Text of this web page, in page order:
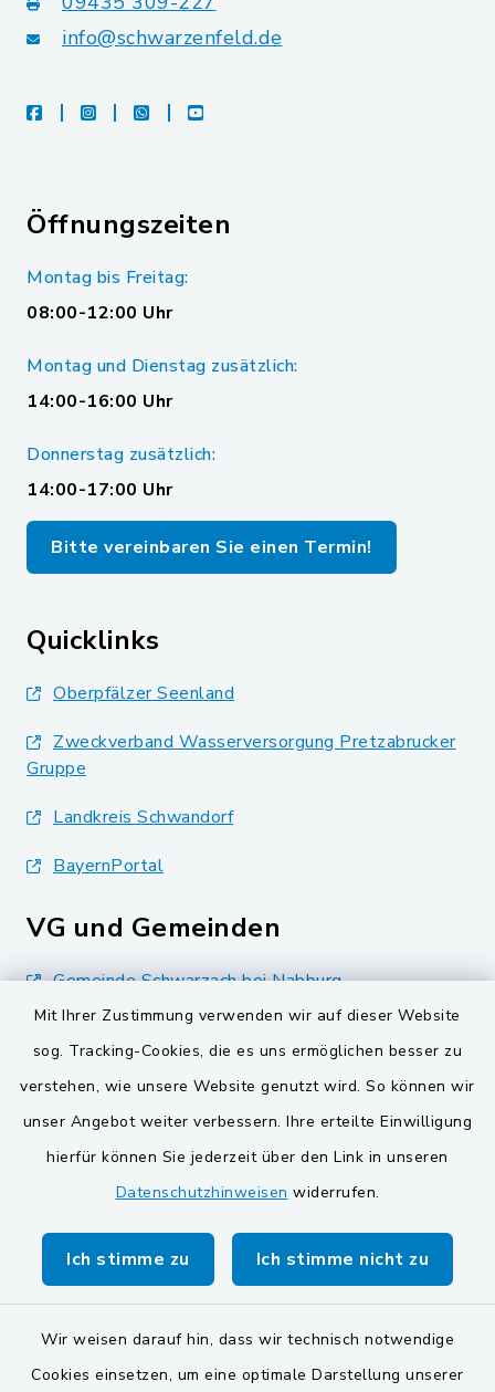
Mit Ihrer Zustimmung verwenden wir auf dieser Website
sog. Tracking-Cookies, die es uns ermöglichen besser zu
verstehen, wie unsere Website genutzt wird. So können wir
unser Angebot weiter verbessern. Ihre erteilte Einwilligung
hierfür können Sie jederzeit über den Link in unseren
Datenschutzhinweisen widerrufen.
Ich stimme zu Ich stimme nicht zu
Wir weisen darauf hin, dass wir technisch notwendige
Cookies einsetzen, um eine optimale Darstellung unserer
info@schwarzenfeld.de
facebookinstagramwhatsappyoutube
Öffnungszeiten
Montag bis Freitag:
08:00-12:00 Uhr
Montag und Dienstag zusätzlich:
14:00-16:00 Uhr
Donnerstag zusätzlich:
14:00-17:00 Uhr
Bitte vereinbaren Sie einen Termin!
Quicklinks
Oberpfälzer Seenland
Zweckverband Wasserversorgung Pretzabrucker
Gruppe
Landkreis Schwandorf
BayernPortal
VG und Gemeinden
Gemeinde Schwarzach bei Nabburg
Gemeinde Stulln
Verwaltungsgemeinschaft Schwarzenfeld
Kontakt
Datenschutz